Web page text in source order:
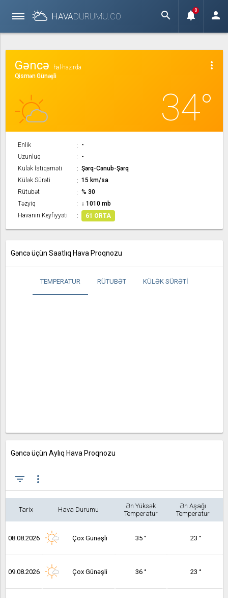
HAVADURUMU.CO search notifications
0 person
more_vert
Gəncə
hal-hazırda
Qismən Günəşli
34°
Enlik
-
Uzunluq
-
Külək İstiqaməti
Şərq-Cənub-Şərq
Külək Sürəti
15 km/sa
Rütubət
% 30
Təzyiq
↓ 1010 mb
Havanın Keyfiyyəti
61 ORTA
Gəncə üçün Saatlıq Hava Proqnozu
TEMPERATUR RÜTUBƏT KÜLƏK SÜRƏTI
Gəncə üçün Aylıq Hava Proqnozu
filter_list more_vert
Tarix Hava Durumu
Ən Yüksək
Temperatur
Ən Aşağı
Temperatur
08.08.2026 Çox Günəşli 35 ° 23 °
09.08.2026 Çox Günəşli 36 ° 23 °